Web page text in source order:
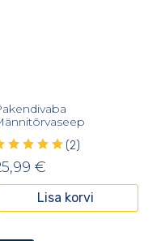
(2)
€
Lisa korvi